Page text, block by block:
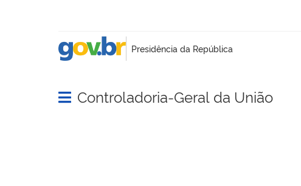
Abrir menu principal de navegação
Controladoria-Geral da União